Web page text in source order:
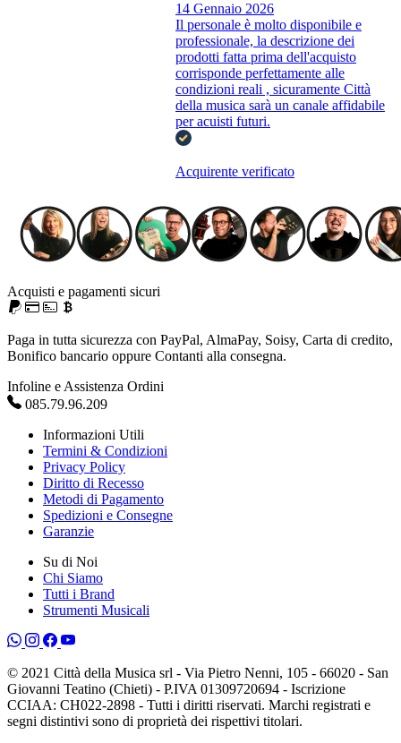
14 Gennaio 2026
Il personale è molto disponibile e
professionale, la descrizione dei
prodotti fatta prima dell'acquisto
corrisponde perfettamente alle
condizioni reali , sicuramente Città
della musica sarà un canale affidabile
per acuisti futuri.
Acquirente verificato
Acquisti e pagamenti sicuri
Paga in tutta sicurezza con PayPal, AlmaPay, Soisy, Carta di credito,
Bonifico bancario oppure Contanti alla consegna.
Infoline e Assistenza Ordini
085.79.96.209
Informazioni Utili
Termini & Condizioni
Privacy Policy
Diritto di Recesso
Metodi di Pagamento
Spedizioni e Consegne
Garanzie
Su di Noi
Chi Siamo
Tutti i Brand
Strumenti Musicali
© 2021 Città della Musica srl - Via Pietro Nenni, 105 - 66020 - San
Giovanni Teatino (Chieti) - P.IVA 01309720694 - Iscrizione
CCIAA: CH022-2898 - Tutti i diritti riservati. Marchi registrati e
segni distintivi sono di proprietà dei rispettivi titolari.